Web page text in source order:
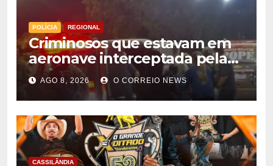
POLÍCIA REGIONAL
Criminosos que estavam em
aeronave interceptada pela
FAB em MS morrem durante
confronto com o Bope
AGO 8, 2026 O CORREIO NEWS
CASSILÂNDIA